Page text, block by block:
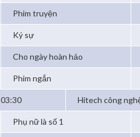
Phim truyện
Ký sự
Cho ngày hoàn hảo
Phim ngắn
03:30 Hitech công
Phụ nữ là số 1